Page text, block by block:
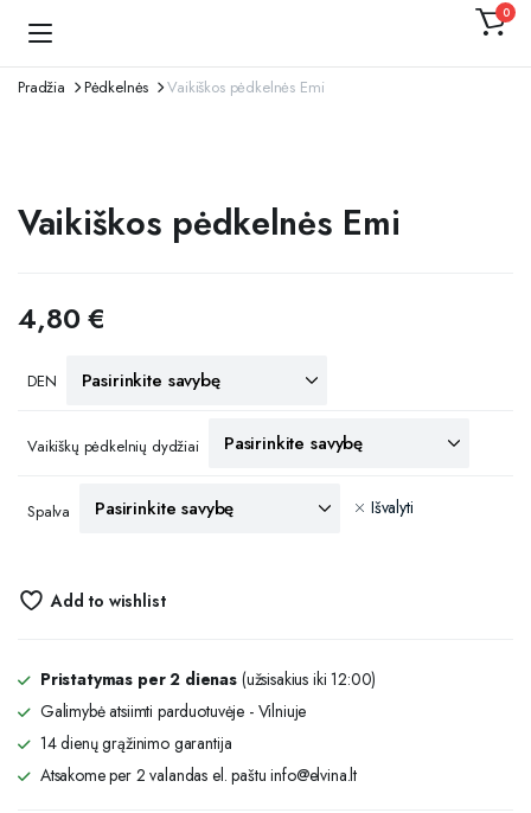
0
Pradžia Pėdkelnės Vaikiškos pėdkelnės Emi
Vaikiškos pėdkelnės Emi
4,80€
DEN
Vaikiškų pėdkelnių dydžiai
Spalva Išvalyti
Add to wishlist
Pristatymas per 2 dienas (užsisakius iki 12:00)
Galimybė atsiimti parduotuvėje - Vilniuje
14 dienų grąžinimo garantija
Atsakome per 2 valandas el. paštu info@elvina.lt